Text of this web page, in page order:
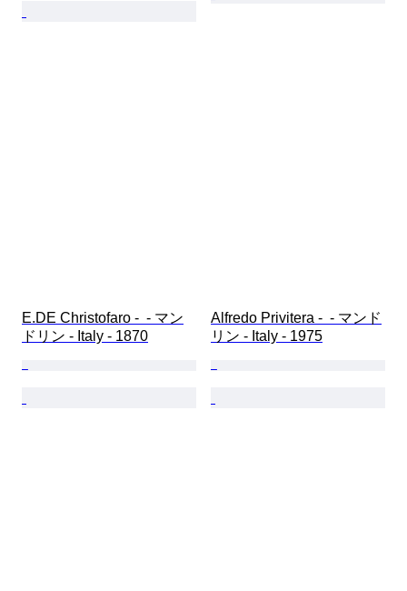
E.DE Christofaro -  - マン
ドリン - Italy - 1870
Alfredo Privitera -  - マンド
リン - Italy - 1975